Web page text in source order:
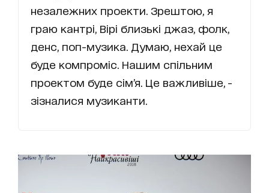
незалежних проекти. Зрештою, я
граю кантрі, Вірі близькі джаз, фолк,
денс, поп-музика. Думаю, нехай це
буде компроміс. Нашим спільним
проектом буде сім’я. Це важливіше, -
зізналися музиканти.